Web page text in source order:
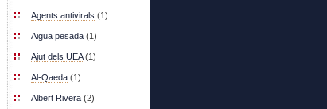
Agents antivirals (1)
Aigua pesada (1)
Ajut dels UEA(1)
Al-Qaeda (1)
Albert Rivera (2)